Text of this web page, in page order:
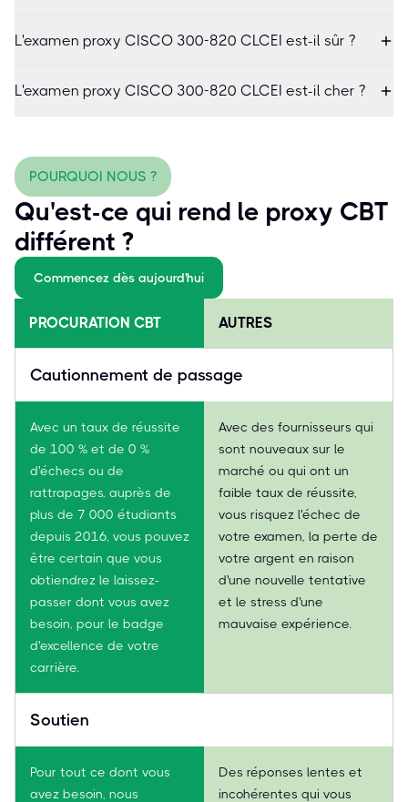
L'examen proxy CISCO 300-820 CLCEI est-il sûr ?
L'examen proxy CISCO 300-820 CLCEI est-il cher ?
POURQUOI NOUS ?
Qu'est-ce qui rend le proxy CBT
différent ?
Commencez dès aujourd'hui
PROCURATION CBT AUTRES
Cautionnement de passage
Avec un taux de réussite
de 100 % et de 0 %
d'échecs ou de
rattrapages, auprès de
plus de 7 000 étudiants
depuis 2016, vous pouvez
être certain que vous
obtiendrez le laissez-
passer dont vous avez
besoin, pour le badge
d'excellence de votre
carrière.
Avec des fournisseurs qui
sont nouveaux sur le
marché ou qui ont un
faible taux de réussite,
vous risquez l'échec de
votre examen, la perte de
votre argent en raison
d'une nouvelle tentative
et le stress d'une
mauvaise expérience.
Soutien
Pour tout ce dont vous
avez besoin, nous
Des réponses lentes et
incohérentes qui vous